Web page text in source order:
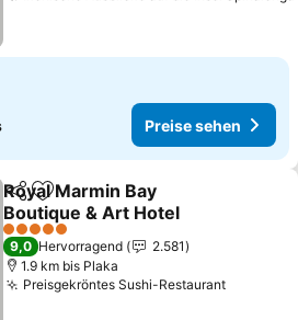
Preise sehen
TeilenZu Favoriten hinzufügen
Royal Marmin Bay
Boutique & Art Hotel
Preise sehen
5 Sterne
9,0 Hervorragend
2.581
1.9 km bis Plaka
Preisgekröntes Sushi-RestaurantPreise